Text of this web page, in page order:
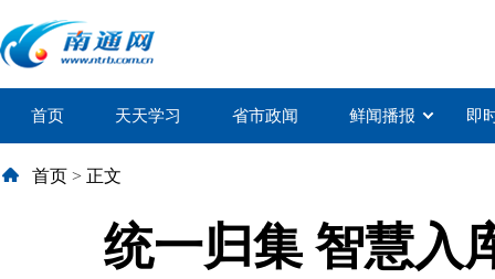
首页 天天学习 省市政闻 鲜闻播报 即
首页 > 正文
统一归集 智慧入